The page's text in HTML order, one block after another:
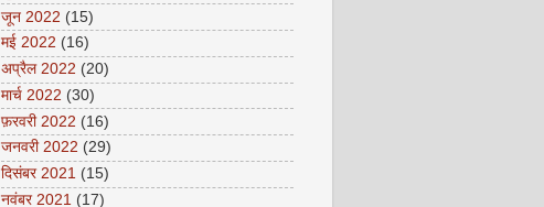
जून 2022 (15)
मई 2022 (16)
अप्रैल 2022 (20)
मार्च 2022 (30)
फ़रवरी 2022 (16)
जनवरी 2022 (29)
दिसंबर 2021 (15)
नवंबर 2021 (17)